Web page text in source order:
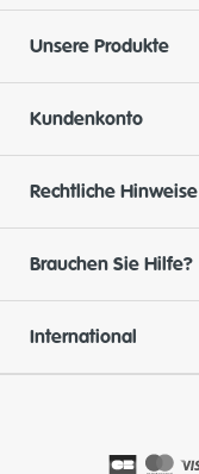
Unsere Produkte
Kundenkonto
Rechtliche Hinweise
Brauchen Sie Hilfe?
International